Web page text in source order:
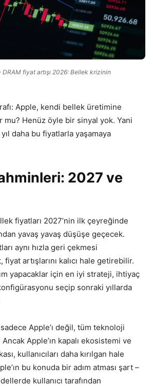
fiyat artışı 2026: Bellek krizinin
Apple, kendi bellek üretimine
mu? Henüz öyle bir sinyal yok. Yani
daha bu fiyatlarla yaşamaya
2027 ve
fiyatları 2027’nin ilk çeyreğinde
yavaş yavaş düşüşe geçecek.
aynı hızla geri çekmesi
artışlarını kalıcı hale getirebilir.
yapacaklar için en iyi strateji, ihtiyaç
seçip sonraki yıllarda
Apple’ı değil, tüm teknoloji
Apple’ın kapalı ekosistemi ve
kullanıcıları daha kırılgan hale
bu konuda bir adım atması şart –
kullanıcı tarafından